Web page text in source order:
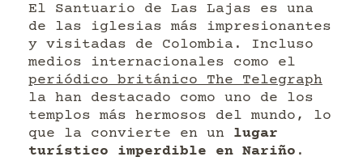
El Santuario de Las Lajas es una
de las iglesias más impresionantes
y visitadas de Colombia. Incluso
medios internacionales como el
periódico británico The Telegraph
la han destacado como uno de los
templos más hermosos del mundo, lo
que la convierte en un lugar
turístico imperdible en Nariño .